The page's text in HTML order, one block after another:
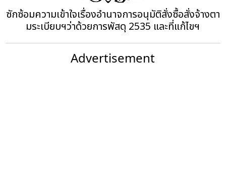
ซักซ้อมความเข้าใจเรื่องอำนาจการอนุมัติสั่งซื้อสั่งจ้างตา
มระเบียบฯว่าด้วยการพัสดุ 2535 และที่แก้ไขฯ
Advertisement